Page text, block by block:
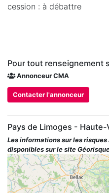
cession : à débattre
Pour tout renseignement
Annonceur CMA
Contacter l'annonceur
Pays de Limoges - Haute-
Les informations sur les
disponibles sur le site